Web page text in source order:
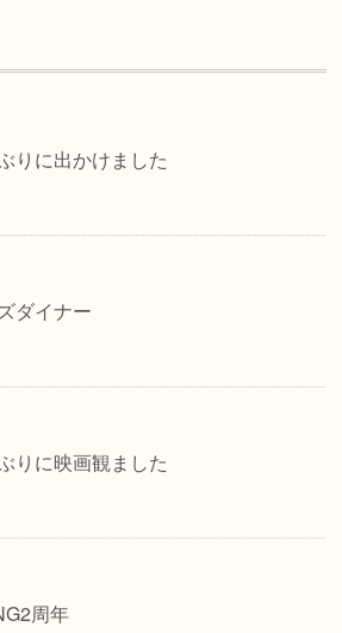
りに出かけました
ダイナー
りに映画観ました
周年